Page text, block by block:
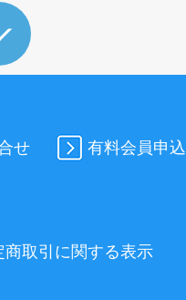
せ 有料会員申込
商取引に関する表示